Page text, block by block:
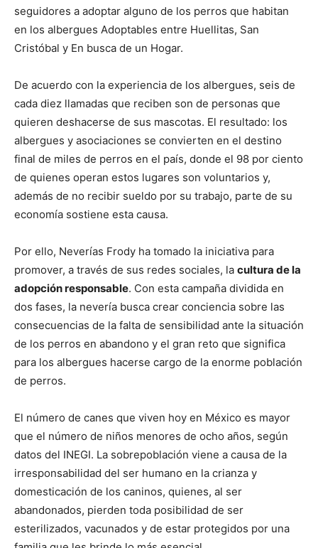
seguidores a adoptar alguno de los perros que habitan
en los albergues Adoptables entre Huellitas, San
Cristóbal y En busca de un Hogar.
De acuerdo con la experiencia de los albergues, seis de
cada diez llamadas que reciben son de personas que
quieren deshacerse de sus mascotas. El resultado: los
albergues y asociaciones se convierten en el destino
final de miles de perros en el país, donde el 98 por ciento
de quienes operan estos lugares son voluntarios y,
además de no recibir sueldo por su trabajo, parte de su
economía sostiene esta causa.
Por ello, Neverías Frody ha tomado la iniciativa para
promover, a través de sus redes sociales, la cultura de la
adopción responsable. Con esta campaña dividida en
dos fases, la nevería busca crear conciencia sobre las
consecuencias de la falta de sensibilidad ante la situación
de los perros en abandono y el gran reto que significa
para los albergues hacerse cargo de la enorme población
de perros.
El número de canes que viven hoy en México es mayor
que el número de niños menores de ocho años, según
datos del INEGI. La sobrepoblación viene a causa de la
irresponsabilidad del ser humano en la crianza y
domesticación de los caninos, quienes, al ser
abandonados, pierden toda posibilidad de ser
esterilizados, vacunados y de estar protegidos por una